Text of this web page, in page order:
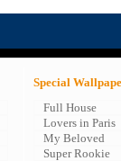
Special
Full House
Lovers in Paris
My Beloved
Super Rookie